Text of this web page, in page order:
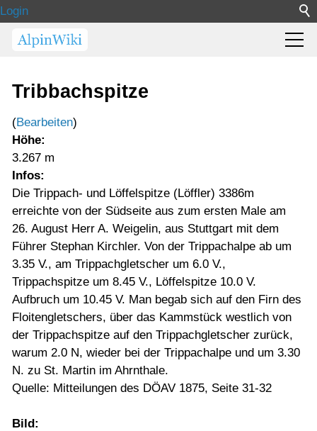
Login
Tribbachspitze
(Bearbeiten)
Höhe:
3.267 m
Infos:
Die Trippach- und Löffelspitze (Löffler) 3386m
erreichte von der Südseite aus zum ersten Male am
26. August Herr A. Weigelin, aus Stuttgart mit dem
Führer Stephan Kirchler. Von der Trippachalpe ab um
3.35 V., am Trippachgletscher um 6.0 V.,
Trippachspitze um 8.45 V., Löffelspitze 10.0 V.
Aufbruch um 10.45 V. Man begab sich auf den Firn des
Floitengletschers, über das Kammstück westlich von
der Trippachspitze auf den Trippachgletscher zurück,
warum 2.0 N, wieder bei der Trippachalpe und um 3.30
N. zu St. Martin im Ahrnthale.
Quelle: Mitteilungen des DÖAV 1875, Seite 31-32
Bild: